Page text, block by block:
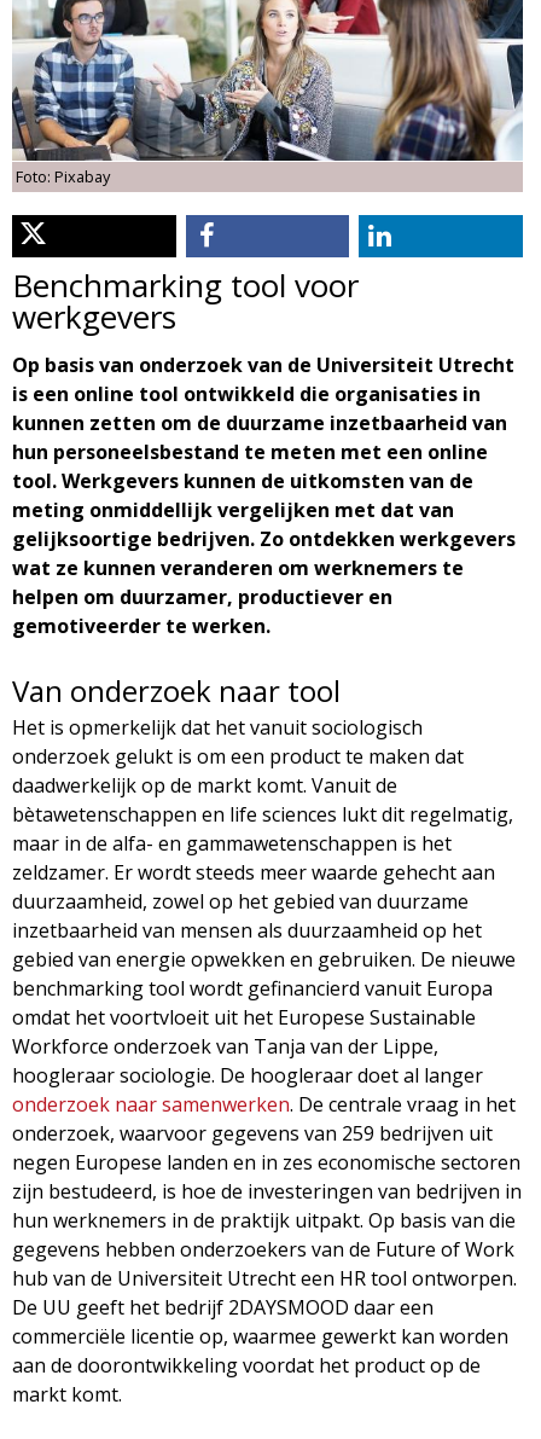
i
o
l
o
g
i
e
M
a
g
a
z
i
n
e
d
m
e
n
u
Foto: Pixabay
Benchmarking tool voor
werkgevers
Op basis van onderzoek van de Universiteit Utrecht
is een online tool ontwikkeld die organisaties in
kunnen zetten om de duurzame inzetbaarheid van
hun personeelsbestand te meten met een online
tool. Werkgevers kunnen de uitkomsten van de
meting onmiddellijk vergelijken met dat van
gelijksoortige bedrijven. Zo ontdekken werkgevers
wat ze kunnen veranderen om werknemers te
helpen om duurzamer, productiever en
gemotiveerder te werken.
Van onderzoek naar tool
Het is opmerkelijk dat het vanuit sociologisch
onderzoek gelukt is om een product te maken dat
daadwerkelijk op de markt komt. Vanuit de
bètawetenschappen en life sciences lukt dit regelmatig,
maar in de alfa- en gammawetenschappen is het
zeldzamer. Er wordt steeds meer waarde gehecht aan
duurzaamheid, zowel op het gebied van duurzame
inzetbaarheid van mensen als duurzaamheid op het
gebied van energie opwekken en gebruiken. De nieuwe
benchmarking tool wordt gefinancierd vanuit Europa
omdat het voortvloeit uit het Europese Sustainable
Workforce onderzoek van Tanja van der Lippe,
hoogleraar sociologie. De hoogleraar doet al langer
onderzoek naar samenwerken. De centrale vraag in het
onderzoek, waarvoor gegevens van 259 bedrijven uit
negen Europese landen en in zes economische sectoren
zijn bestudeerd, is hoe de investeringen van bedrijven in
hun werknemers in de praktijk uitpakt. Op basis van die
gegevens hebben onderzoekers van de Future of Work
hub van de Universiteit Utrecht een HR tool ontworpen.
De UU geeft het bedrijf 2DAYSMOOD daar een
commerciële licentie op, waarmee gewerkt kan worden
aan de doorontwikkeling voordat het product op de
markt komt.